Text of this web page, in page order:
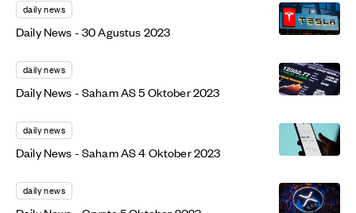
daily news
Daily News - 30 Agustus 2023
daily news
Daily News - Saham AS 5 Oktober 2023
daily news
Daily News - Saham AS 4 Oktober 2023
daily news